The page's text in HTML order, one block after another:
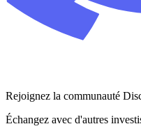
Rejoignez la communauté
Échangez avec d'autres